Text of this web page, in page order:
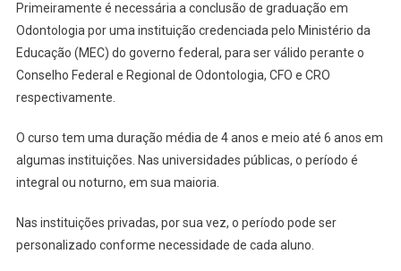
Primeiramente é necessária a conclusão de graduação em
Odontologia por uma instituição credenciada pelo Ministério da
Educação (MEC) do governo federal, para ser válido perante o
Conselho Federal e Regional de Odontologia, CFO e CRO
respectivamente.
O curso tem uma duração média de 4 anos e meio até 6 anos em
algumas instituições. Nas universidades públicas, o período é
integral ou noturno, em sua maioria.
Nas instituições privadas, por sua vez, o período pode ser
personalizado conforme necessidade de cada aluno.